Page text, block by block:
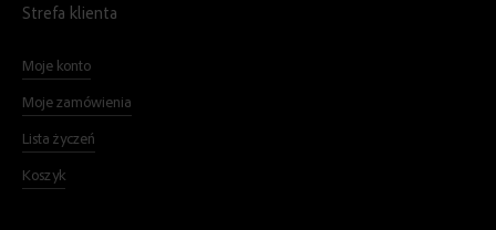
Strefa klienta
Moje konto
Moje zamówienia
Lista życzeń
Koszyk